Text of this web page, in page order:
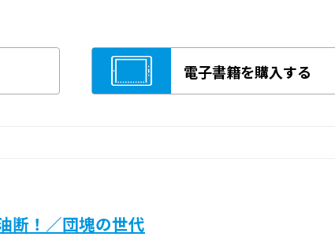
電子書籍を購入する
断！／団塊の世代